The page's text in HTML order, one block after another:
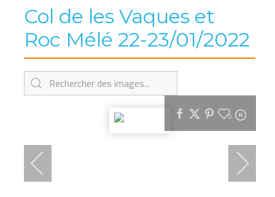
Col de les Vaques et
Roc Mélé 22-23/01/2022
0